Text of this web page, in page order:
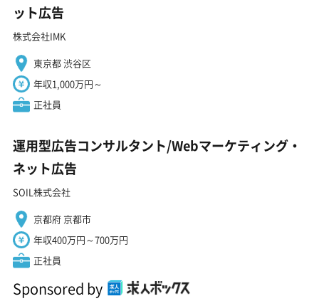
ット広告
株式会社IMK
東京都 渋谷区
年収1,000万円～
正社員
運用型広告コンサルタント/Webマーケティング・
ネット広告
SOIL株式会社
京都府 京都市
年収400万円～700万円
正社員
Sponsored by